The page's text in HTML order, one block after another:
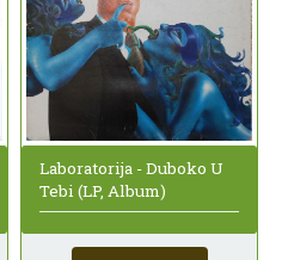
Laboratorija - Duboko U
Tebi (LP, Album)